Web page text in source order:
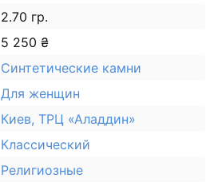
2.70 гр.
5 250 ₴
Синтетические камни
Для женщин
Киев, ТРЦ «Аладдин»
Классический
Религиозные